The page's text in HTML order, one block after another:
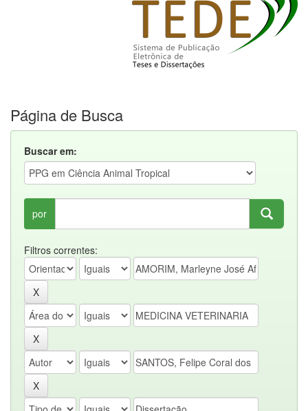
Página de Busca
Buscar em:
por
Filtros correntes: